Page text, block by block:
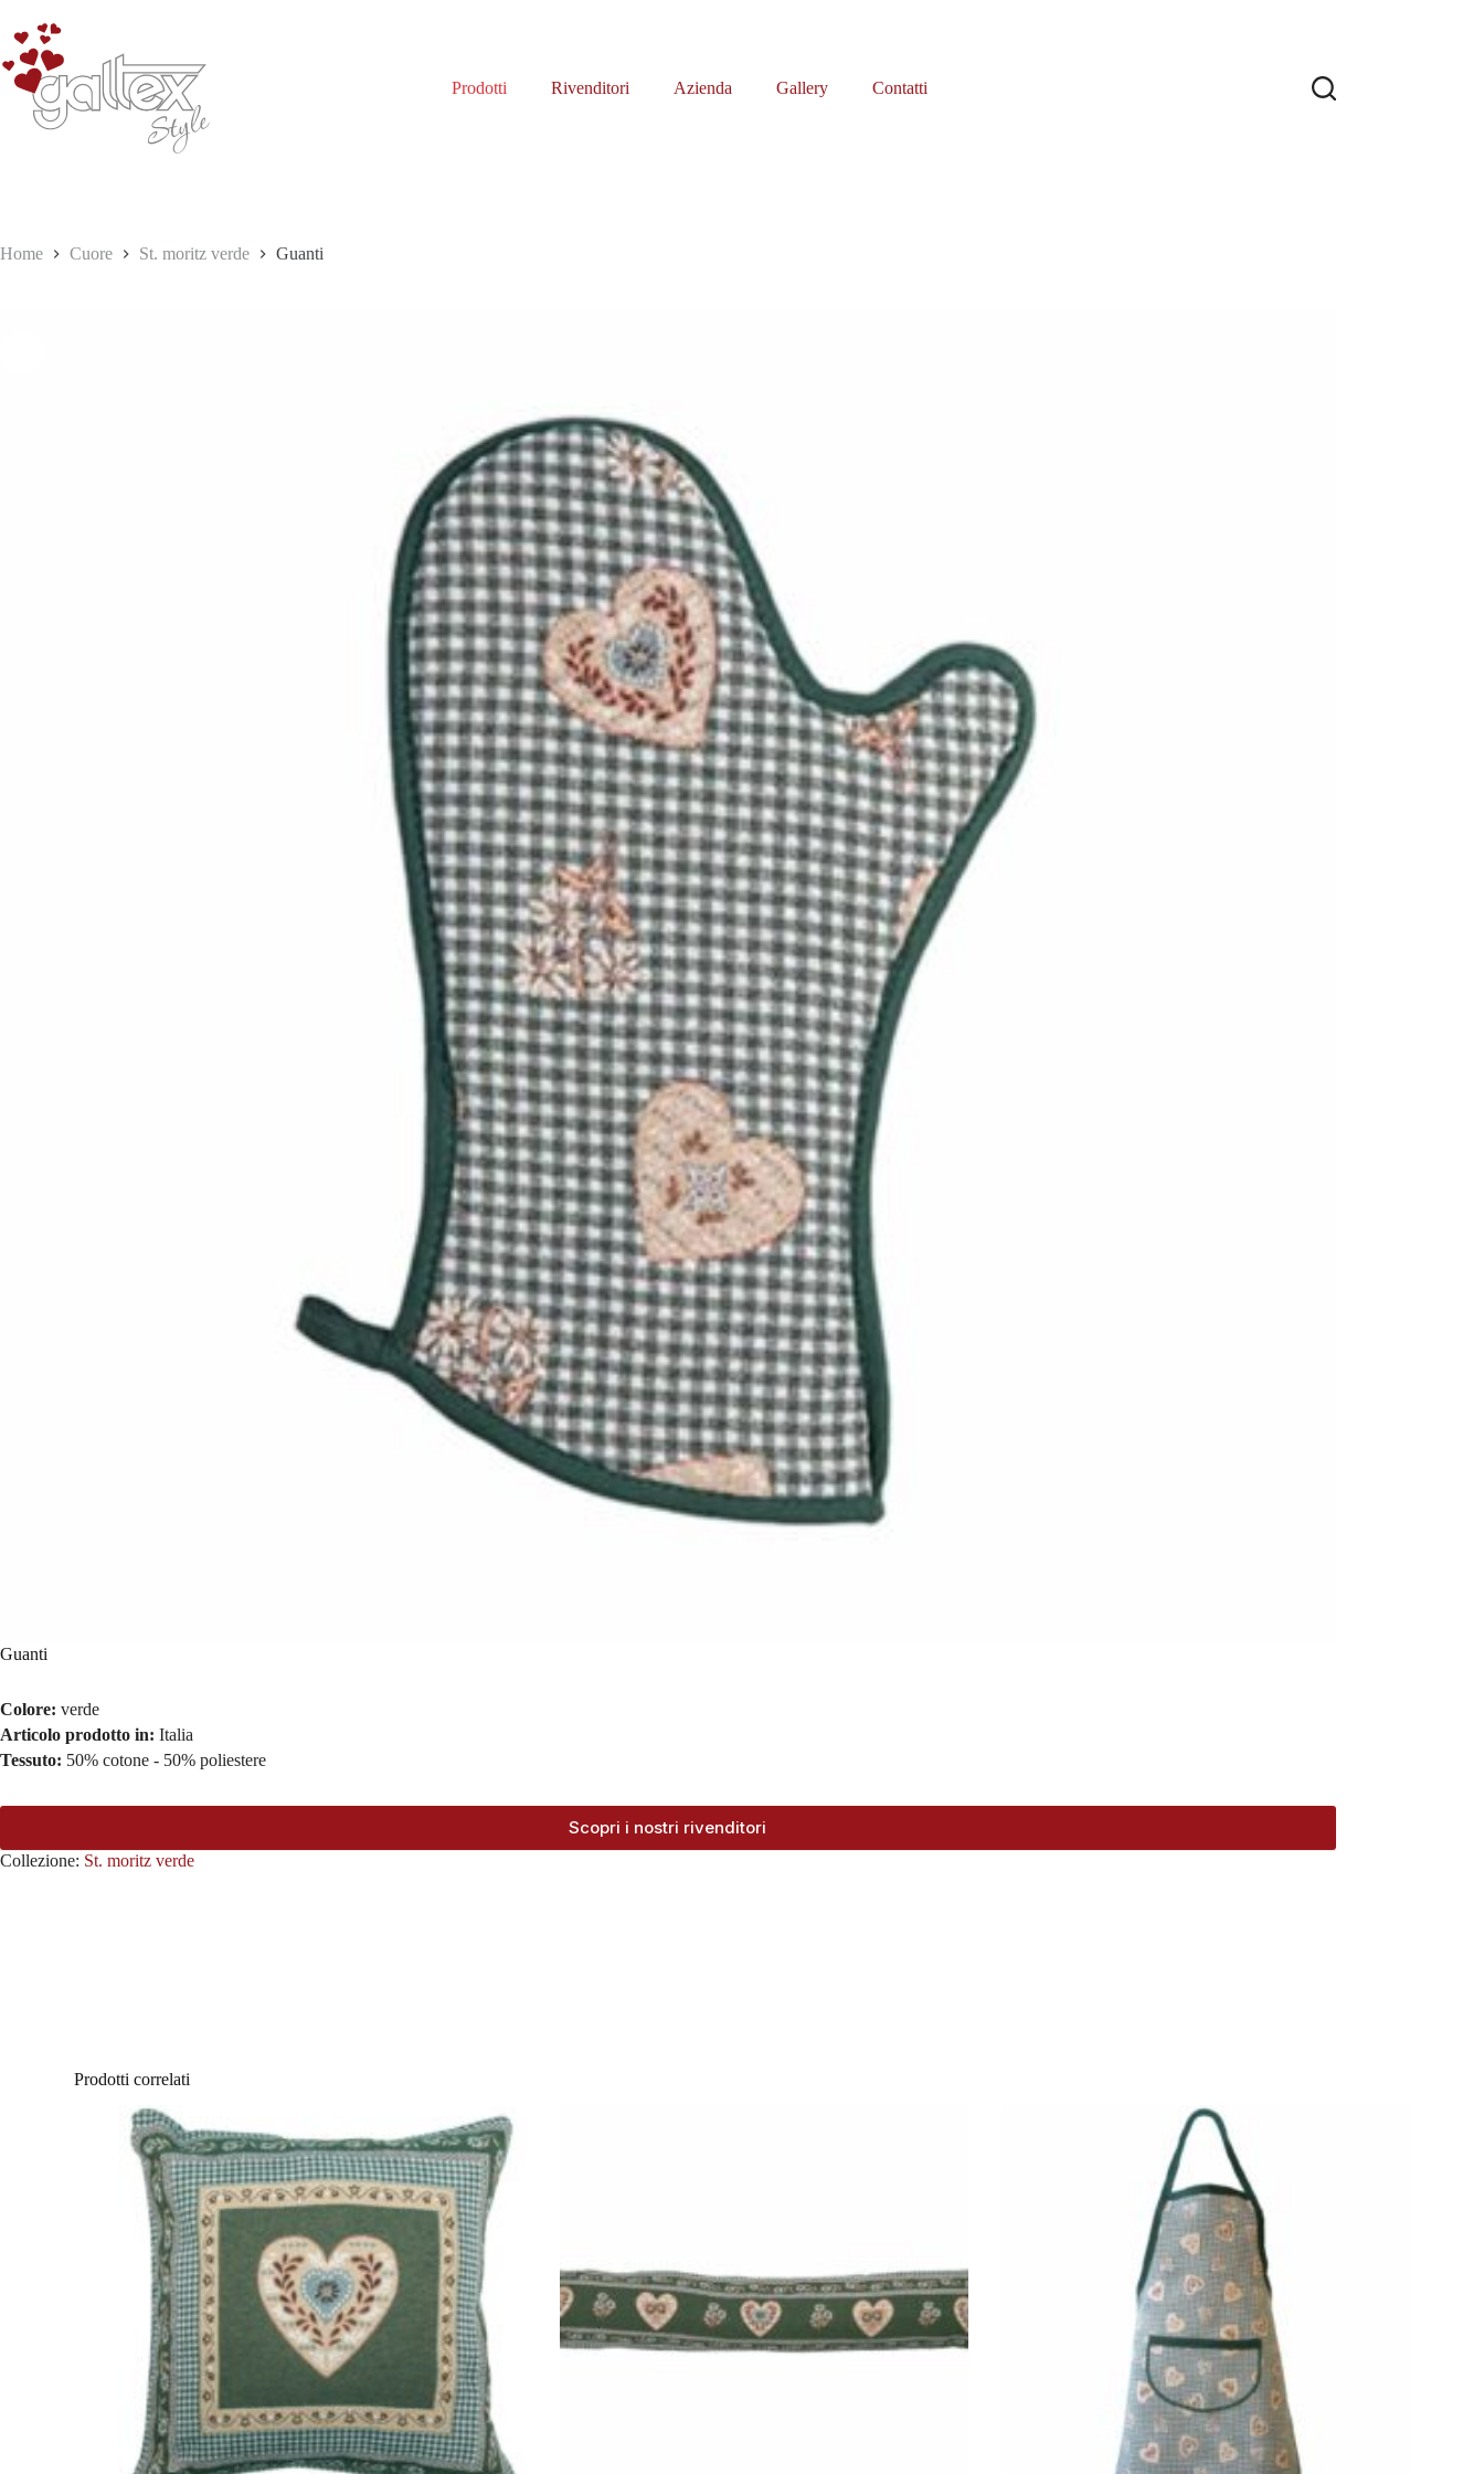
contenuto
Prodotti Rivenditori Azienda Gallery Contatti
Home Cuore St. moritz verde Guanti
Guanti
Colore: verde
Articolo prodotto in: Italia
Tessuto: 50% cotone - 50% poliestere
Scopri i nostri rivenditori
Collezione: St. moritz verde
Prodotti correlati